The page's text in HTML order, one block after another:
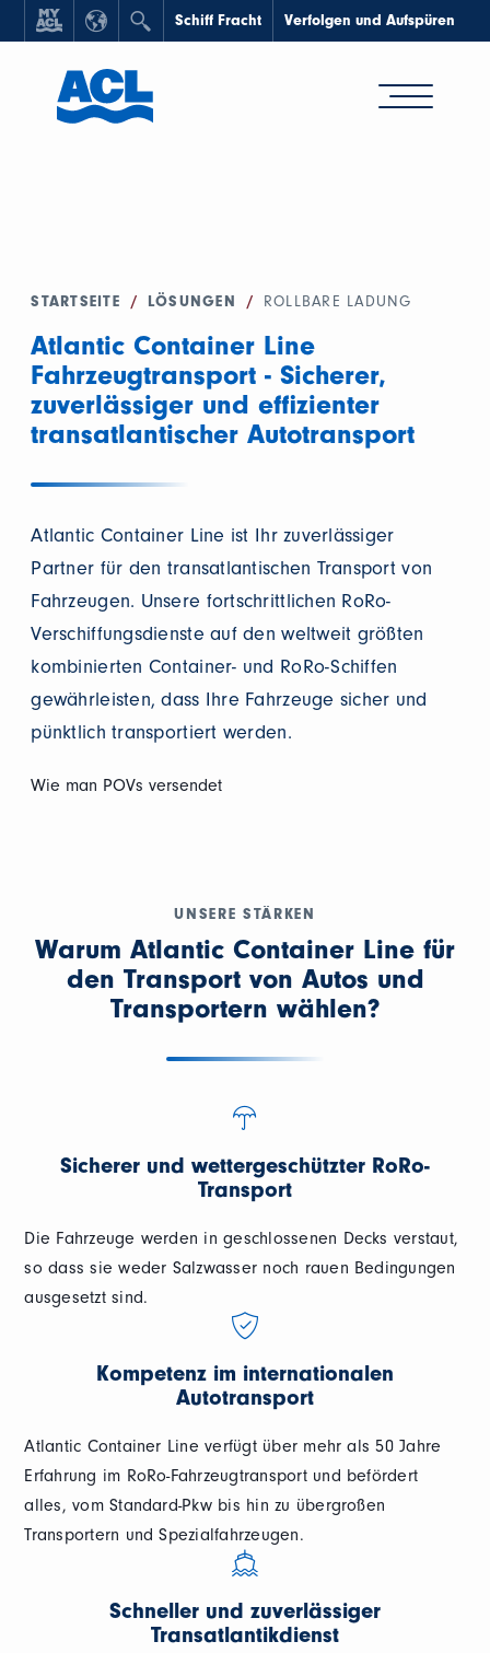
Schiff Fracht Verfolgen und Aufspüren
STARTSEITE / LÖSUNGEN / ROLLBARE LADUNG
Atlantic Container Line
Fahrzeugtransport - Sicherer,
zuverlässiger und effizienter
transatlantischer Autotransport
Atlantic Container Line ist Ihr zuverlässiger
Partner für den transatlantischen Transport von
Fahrzeugen. Unsere fortschrittlichen RoRo-
Verschiffungsdienste auf den weltweit größten
kombinierten Container- und RoRo-Schiffen
gewährleisten, dass Ihre Fahrzeuge sicher und
pünktlich transportiert werden.
Wie man POVs versendet
UNSERE STÄRKEN
Warum Atlantic Container Line für
den Transport von Autos und
Transportern wählen?
Sicherer und wettergeschützter RoRo-
Transport
Die Fahrzeuge werden in geschlossenen Decks verstaut,
so dass sie weder Salzwasser noch rauen Bedingungen
ausgesetzt sind.
Kompetenz im internationalen
Autotransport
Atlantic Container Line verfügt über mehr als 50 Jahre
Erfahrung im RoRo-Fahrzeugtransport und befördert
alles, vom Standard-Pkw bis hin zu übergroßen
Transportern und Spezialfahrzeugen.
Schneller und zuverlässiger
Transatlantikdienst